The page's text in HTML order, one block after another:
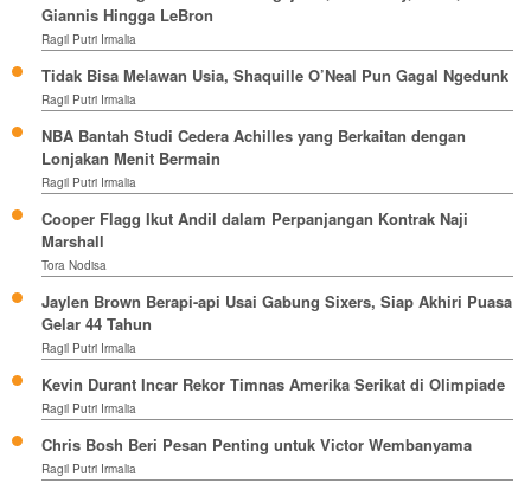
Giannis Hingga LeBron
Ragil Putri Irmalia
Tidak Bisa Melawan Usia, Shaquille O’Neal Pun Gagal Ngedunk
Ragil Putri Irmalia
NBA Bantah Studi Cedera Achilles yang Berkaitan dengan
Lonjakan Menit Bermain
Ragil Putri Irmalia
Cooper Flagg Ikut Andil dalam Perpanjangan Kontrak Naji
Marshall
Tora Nodisa
Jaylen Brown Berapi-api Usai Gabung Sixers, Siap Akhiri Puasa
Gelar 44 Tahun
Ragil Putri Irmalia
Kevin Durant Incar Rekor Timnas Amerika Serikat di Olimpiade
Ragil Putri Irmalia
Chris Bosh Beri Pesan Penting untuk Victor Wembanyama
Ragil Putri Irmalia